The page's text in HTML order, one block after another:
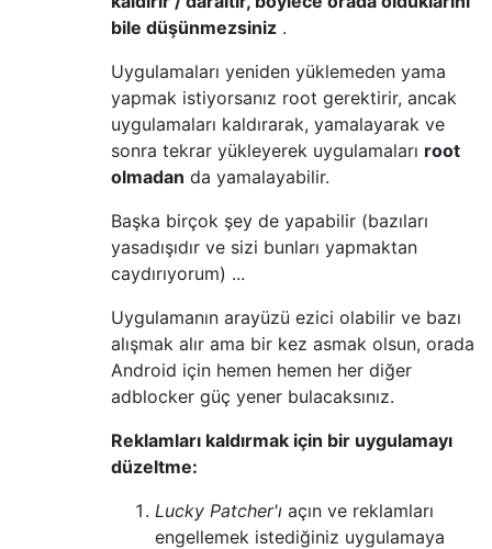
bile düşünmezsiniz .
Uygulamaları yeniden yüklemeden yama
yapmak istiyorsanız root gerektirir, ancak
uygulamaları kaldırarak, yamalayarak ve
sonra tekrar yükleyerek uygulamaları root
olmadan da yamalayabilir.
Başka birçok şey de yapabilir (bazıları
yasadışıdır ve sizi bunları yapmaktan
caydırıyorum) ...
Uygulamanın arayüzü ezici olabilir ve bazı
alışmak alır ama bir kez asmak olsun, orada
Android için hemen hemen her diğer
adblocker güç yener bulacaksınız.
Reklamları kaldırmak için bir uygulamayı
düzeltme:
Lucky Patcher'ı açın ve reklamları
engellemek istediğiniz uygulamaya